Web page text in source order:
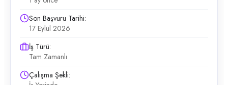
Son Başvuru Tarihi:
17 Eylül 2026
İş Türü:
Tam Zamanlı
Çalışma Şekli: